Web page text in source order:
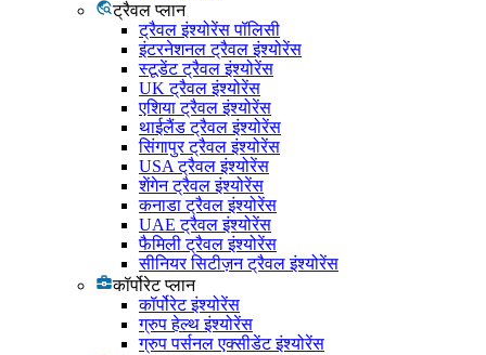
ट्रैवल प्लान
ट्रैवल इंश्योरेंस पॉलिसी
इंटरनेशनल ट्रैवल इंश्योरेंस
स्टूडेंट ट्रैवल इंश्योरेंस
UK ट्रैवल इंश्योरेंस
एशिया ट्रैवल इंश्योरेंस
थाईलैंड ट्रैवल इंश्योरेंस
सिंगापुर ट्रैवल इंश्योरेंस
USA ट्रैवल इंश्योरेंस
शेंगेन ट्रैवल इंश्योरेंस
कनाडा ट्रैवल इंश्योरेंस
UAE ट्रैवल इंश्योरेंस
फैमिली ट्रैवल इंश्योरेंस
सीनियर सिटीज़न ट्रैवल इंश्योरेंस
कॉर्पोरेट प्लान
कॉर्पोरेट इंश्योरेंस
ग्रुप हेल्थ इंश्योरेंस
ग्रुप पर्सनल एक्सीडेंट इंश्योरेंस